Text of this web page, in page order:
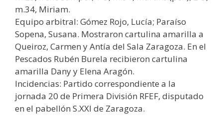
m.34, Miriam.
Equipo arbitral: Gómez Rojo, Lucía; Paraíso
Sopena, Susana. Mostraron cartulina amarilla a
Queiroz, Carmen y Antía del Sala Zaragoza. En el
Pescados Rubén Burela recibieron cartulina
amarilla Dany y Elena Aragón.
Incidencias: Partido correspondiente a la
jornada 20 de Primera División RFEF, disputado
en el pabellón S.XXI de Zaragoza.